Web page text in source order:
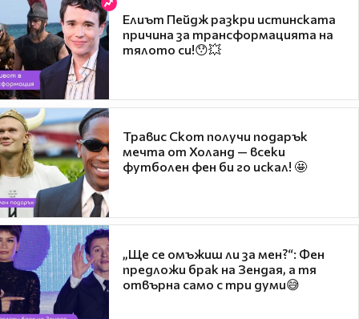
Елиът Пейдж разкри истинската
причина за трансформацията на
тялото си!😯💥
Травис Скот получи подарък
мечта от Холанд — всеки
футболен фен би го искал! 🤩
„Ще се омъжиш ли за мен?“: Фен
предложи брак на Зендая, а тя
отвърна само с три думи😅